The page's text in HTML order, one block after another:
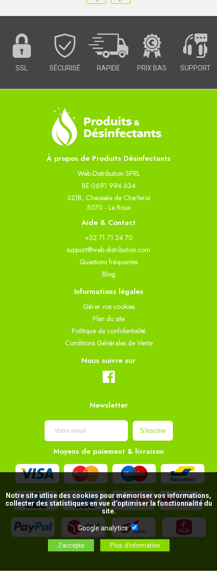
SSL SÉCURISÉ RAPIDE PRIX BAS SUPPORT
À propos de Produits Désinfectants
Web-Distribution SPRL
BE 0691 994 634
321B, Chaussée de Charleroi
5070 - Le Roux
Aide & Contact
+32 71 71 24 70
support@web-distribution.com
Questions fréquentes
Blog
Informations légales
Gèrer vos cookies
Plan du site
Politique de confidentialité
Conditions Générales de Vente
Nous suivre sur
Newsletter
Moyens de paiement & livraison
Notre site utlise des cookies pour mémoriser vos informations,
collecter des statistiques en vue d’optimiser la fonctionnalité du
site.
Google analytics